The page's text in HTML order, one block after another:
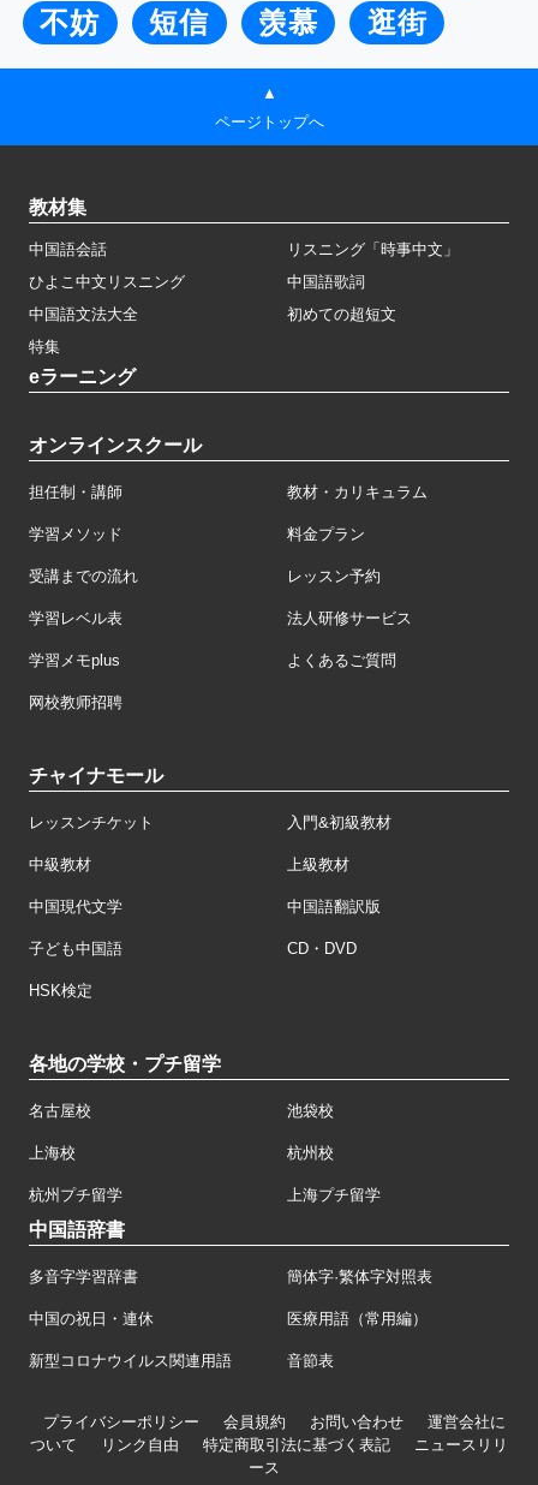
不妨
短信 羡慕 逛街
▲
ページトップへ
教材集
中国語会話
リスニング「時事中文」
ひよこ中文リスニング
中国語歌詞
中国語文法大全
初めての超短文
特集
eラーニング
オンラインスクール
担任制・講師 教材・カリキュラム
学習メソッド 料金プラン
受講までの流れ レッスン予約
学習レベル表 法人研修サービス
学習メモplus よくあるご質問
网校教师招聘
チャイナモール
レッスンチケット 入門&初級教材
中級教材 上級教材
中国現代文学 中国語翻訳版
子ども中国語 CD・DVD
HSK検定
各地の学校・プチ留学
名古屋校 池袋校
上海校 杭州校
杭州プチ留学 上海プチ留学
中国語辞書
多音字学習辞書 簡体字·繁体字対照表
中国の祝日・連休 医療用語（常用編）
新型コロナウイルス関連用語 音節表
プライバシーポリシー 会員規約 お問い合わせ
運営会社に
ついて
リンク自由 特定商取引法に基づく表記
ニュースリリ
ース